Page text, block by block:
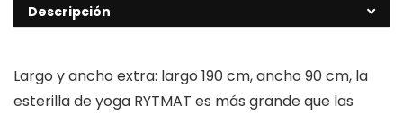
Descripción
Largo y ancho extra: largo 190 cm, ancho 90 cm, la
esterilla de yoga RYTMAT es más grande que las